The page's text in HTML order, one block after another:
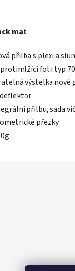
mat
přilba s plexi a
folii typ
výstelka nové
přilbu, sada
přezky